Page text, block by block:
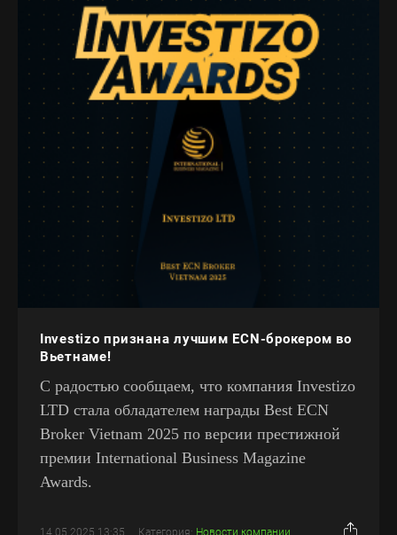
Investizo признана лучшим ECN-брокером во
Вьетнаме!
С радостью сообщаем, что компания Investizo
LTD стала обладателем награды Best ECN
Broker Vietnam 2025 по версии престижной
премии International Business Magazine
Awards.
14.05.2025 13:35 Категория: Новости компании